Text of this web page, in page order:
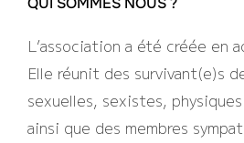
L’association a été créée en
Elle réunit des survivant(e)s
sexuelles, sexistes,
ainsi que des membres